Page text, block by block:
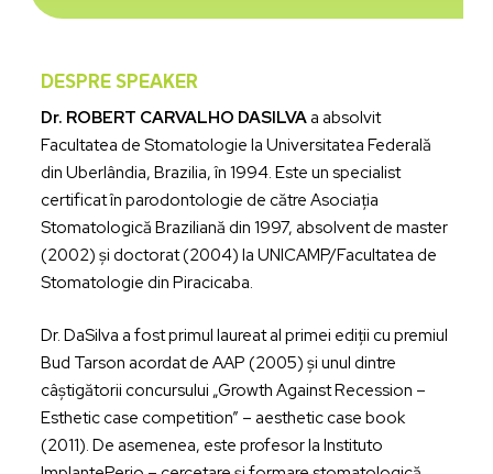
DESPRE SPEAKER
Dr. ROBERT CARVALHO DASILVAa absolvit
Facultatea de Stomatologie la Universitatea Federală
din Uberlândia, Brazilia, în 1994. Este un specialist
certificat în parodontologie de către Asociația
Stomatologică Braziliană din 1997, absolvent de master
(2002) și doctorat (2004) la UNICAMP/Facultatea de
Stomatologie din Piracicaba.
Dr. DaSilva a fost primul laureat al primei ediții cu premiul
Bud Tarson acordat de AAP (2005) și unul dintre
câștigătorii concursului „Growth Against Recession –
Esthetic case competition” – aesthetic case book
(2011). De asemenea, este profesor la Instituto